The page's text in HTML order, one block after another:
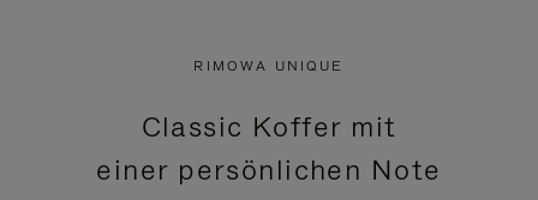
PAUSIERT,
BITTE
KLICKEN
SIE
RIMOWA UNIQUE
Classic Koffer mit
einer persönlichen Note